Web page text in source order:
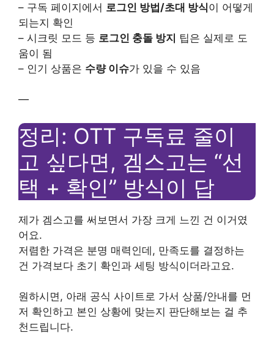
– 구독 페이지에서 로그인 방법/초대 방식이 어떻게
되는지 확인
– 시크릿 모드 등 로그인 충돌 방지 팁은 실제로 도
움이 됨
– 인기 상품은 수량 이슈가 있을 수 있음
—
정리: OTT 구독료 줄이
고 싶다면, 겜스고는 “선
택 + 확인” 방식이 답
제가 겜스고를 써보면서 가장 크게 느낀 건 이거였
어요.
저렴한 가격은 분명 매력인데, 만족도를 결정하는
건 가격보다 초기 확인과 세팅 방식이더라고요.
원하시면, 아래 공식 사이트로 가서 상품/안내를 먼
저 확인하고 본인 상황에 맞는지 판단해보는 걸 추
천드립니다.